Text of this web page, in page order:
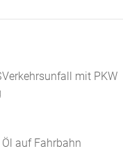
Verkehrsunfall mit PKW
Öl auf Fahrbahn